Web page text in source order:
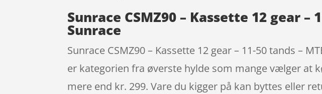
Sunrace CSMZ90 – Kassette 12 gear –
Sunrace
Sunrace CSMZ90 – Kassette 12 gear – 11-50 tands –
er kategorien fra øverste hylde som mange vælger at
mere end kr. 299. Vare du kigger på kan byttes eller